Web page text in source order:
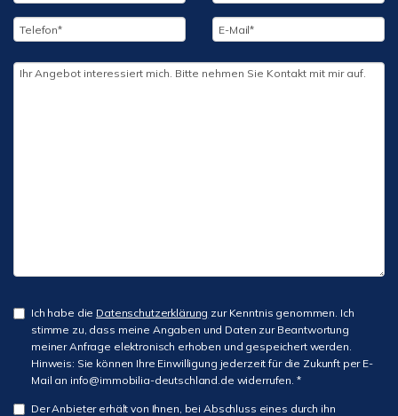
Ich habe die Datenschutzerklärung zur Kenntnis genommen. Ich
stimme zu, dass meine Angaben und Daten zur Beantwortung
meiner Anfrage elektronisch erhoben und gespeichert werden.
Hinweis: Sie können Ihre Einwilligung jederzeit für die Zukunft per E-
Mail an info@immobilia-deutschland.de widerrufen. *
Der Anbieter erhält von Ihnen, bei Abschluss eines durch ihn